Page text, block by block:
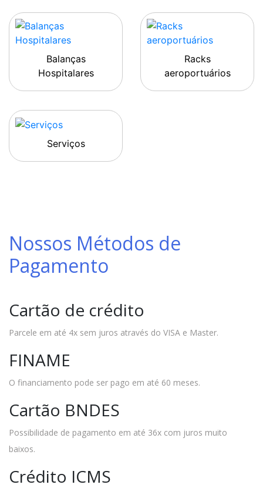
Balanças
Hospitalares
Racks
aeroportuários
Serviços
Nossos Métodos de
Pagamento
Cartão de crédito
Parcele em até 4x sem juros através do VISA e Master.
FINAME
O financiamento pode ser pago em até 60 meses.
Cartão BNDES
Possibilidade de pagamento em até 36x com juros muito
baixos.
Crédito ICMS